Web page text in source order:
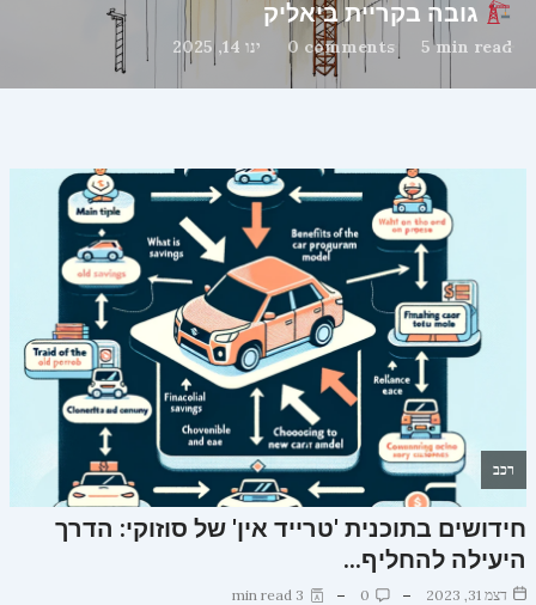
ינו 14, 2025 0 comments 5 min read
רכב
חידושים בתוכנית 'טרייד אין' של סוזוקי: הדרך
היעילה להחליף…
דצמ 31, 2023 0
3 min read